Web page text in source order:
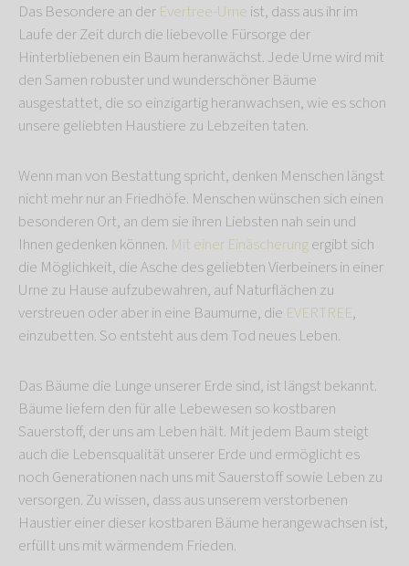
Das Besondere an der Evertree-Urne ist, dass aus ihr im
Laufe der Zeit durch die liebevolle Fürsorge der
Hinterbliebenen ein Baum heranwächst. Jede Urne wird mit
den Samen robuster und wunderschöner Bäume
ausgestattet, die so einzigartig heranwachsen, wie es schon
unsere geliebten Haustiere zu Lebzeiten taten.
Wenn man von Bestattung spricht, denken Menschen längst
nicht mehr nur an Friedhöfe. Menschen wünschen sich einen
besonderen Ort, an dem sie ihren Liebsten nah sein und
Ihnen gedenken können. Mit einer Einäscherungergibt sich
die Möglichkeit, die Asche des geliebten Vierbeiners in einer
Urne zu Hause aufzubewahren, auf Naturflächen zu
verstreuen oder aber in eine Baumurne, die EVERTREE,
einzubetten. So entsteht aus dem Tod neues Leben.
Das Bäume die Lunge unserer Erde sind, ist längst bekannt.
Bäume liefern den für alle Lebewesen so kostbaren
Sauerstoff, der uns am Leben hält. Mit jedem Baum steigt
auch die Lebensqualität unserer Erde und ermöglicht es
noch Generationen nach uns mit Sauerstoff sowie Leben zu
versorgen. Zu wissen, dass aus unserem verstorbenen
Haustier einer dieser kostbaren Bäume herangewachsen ist,
erfüllt uns mit wärmendem Frieden.